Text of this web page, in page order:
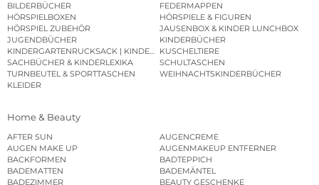
BILDERBÜCHER
FEDERMAPPEN
HÖRSPIELBOXEN
HÖRSPIELE & FIGUREN
HÖRSPIEL ZUBEHÖR
JAUSENBOX & KINDER LUNCHBOX
JUGENDBÜCHER
KINDERBÜCHER
KINDERGARTENRUCKSACK | KINDERGARTENBEUTEL
KUSCHELTIERE
SACHBÜCHER & KINDERLEXIKA
SCHULTASCHEN
TURNBEUTEL & SPORTTASCHEN
WEIHNACHTSKINDERBÜCHER
KLEIDER
Home & Beauty
AFTER SUN
AUGENCREME
AUGEN MAKE UP
AUGENMAKEUP ENTFERNER
BACKFORMEN
BADTEPPICH
BADEMATTEN
BADEMÄNTEL
BADEZIMMER
BEAUTY GESCHENKE